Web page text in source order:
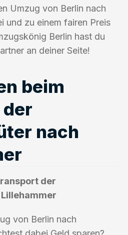
Umzug von Berlin nach
und zu einem fairen Preis
Berlin hast du
an deiner Seite!
beim
nach
der
von Berlin nach